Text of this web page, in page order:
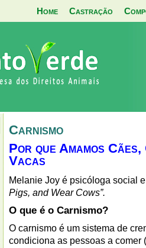
Home Castração
Carnismo
Por que Amamos
Vacas
Melanie Joy é psicóloga social
Pigs, and Wear Cows”.
O que é o Carnismo?
O carnismo é um sistema de
condiciona as pessoas a comer